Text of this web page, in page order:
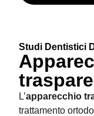
Studi Dentistici
L’apparecchio
trattamento